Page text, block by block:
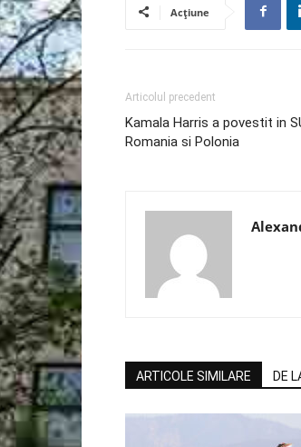
Acțiune
Articolul precedent
Kamala Harris a povestit in
Romania si Polonia
ARTICOLE SIMILARE DE